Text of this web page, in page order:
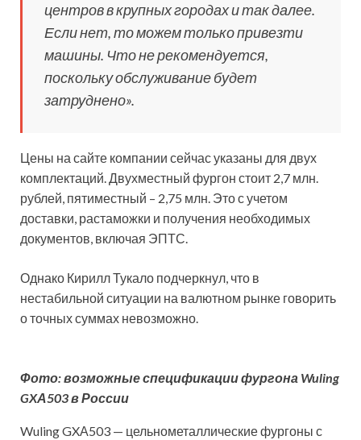
центров в крупных городах и так далее.
Если нет, то можем только привезти
машины. Что не рекомендуется,
поскольку обслуживание будет
затруднено».
Цены на сайте компании сейчас указаны для двух
комплектаций. Двухместный фургон стоит 2,7 млн.
рублей, пятиместный – 2,75 млн. Это с учетом
доставки, растаможки и получения необходимых
документов, включая ЭПТС.
Однако Кирилл Тукало подчеркнул, что в
нестабильной ситуации на валютном рынке говорить
о точных суммах невозможно.
Фото: возможные спецификации фургона Wuling
GXА503 в России
Wuling GXА503 — цельнометаллические фургоны с